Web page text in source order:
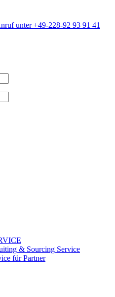
unter +49-228-92 93 91 41
& Sourcing Service
für Partner